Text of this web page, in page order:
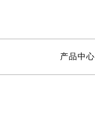
产品中心